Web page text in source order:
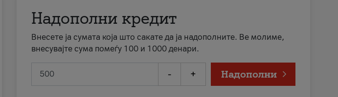
Надополни кредит
Внесете ја сумата која што сакате да ја надополните. Ве молиме,
внесувајте сума помеѓу 100 и 1000 денари.
- + Надополни